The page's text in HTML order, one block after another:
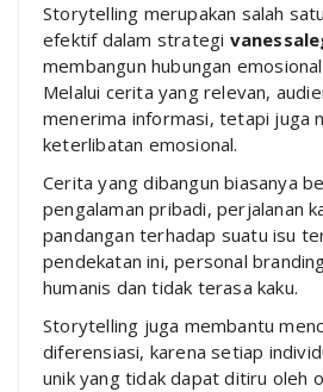
Storytelling merupakan salah
efektif dalam strategi
membangun hubungan
Melalui cerita yang relevan,
menerima informasi, tetapi juga
keterlibatan emosional.
Cerita yang dibangun biasanya
pengalaman pribadi, perjalanan
pandangan terhadap suatu isu
pendekatan ini, personal
humanis dan tidak terasa kaku.
Storytelling juga membantu
diferensiasi, karena setiap
unik yang tidak dapat ditiru oleh